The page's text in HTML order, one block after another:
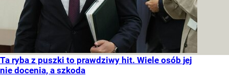
Ta ryba z puszki to prawdziwy hit. Wiele osób jej
nie docenia, a szkoda